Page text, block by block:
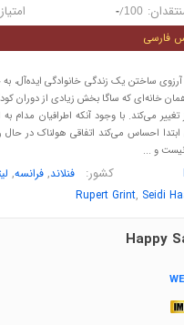
-/100
فارسی
ساختن یک زندگی خانوادگی ایده‌آل، به
خانه‌ای که ساگا بخش زیادی از دوران
می‌کند. با وجود آنکه اطرافیان مدام
احساس می‌کند اتفاقی هولناک در
نیست و ...
کشور: فنلاند, فرانسه,
Rupert Grint, Seidi
Happy